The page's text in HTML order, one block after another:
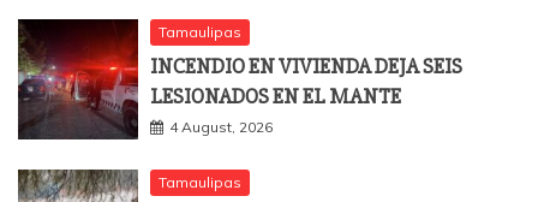
Tamaulipas
INCENDIO EN VIVIENDA DEJA SEIS
LESIONADOS EN EL MANTE
4 August, 2026
Tamaulipas